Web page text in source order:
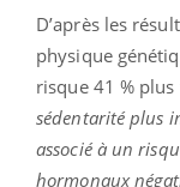
D’après les
physique
risque 41 %
sédentarité plus
associé à un
hormonaux